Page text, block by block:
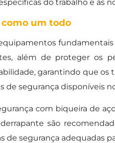
do trabalho e as
um todo
além de proteger os
garantindo que os
de segurança disponíveis
com biqueira de
são
de segurança adequadas